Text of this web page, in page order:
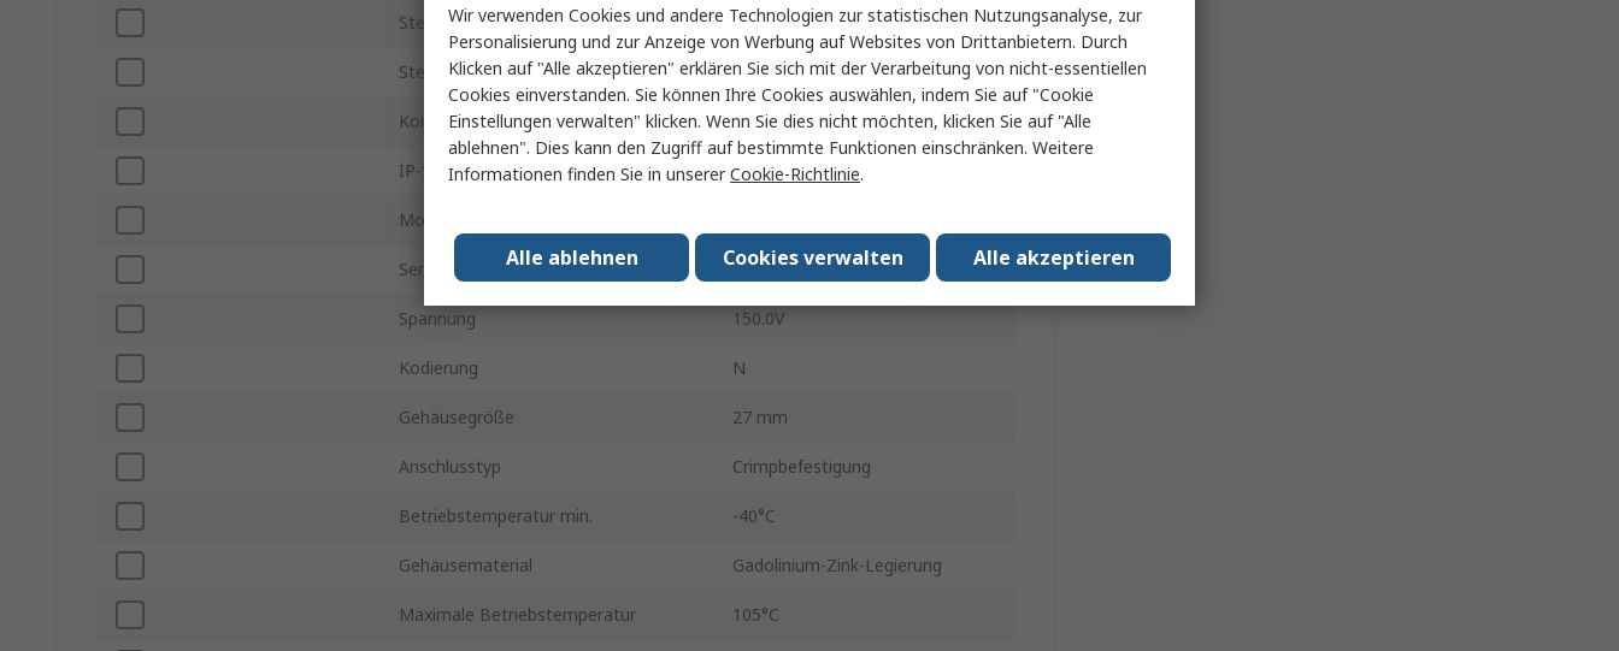
Steckergröße M23
Stecker / Buchse Stecker
Kontakt Gender Stecker
IP-Schutzart IP66, IP68, IP69K
Montageausrichtung
Serie M23-12P1N8A80DU
Spannung 150.0V
Kodierung N
Gehäusegröße 27 mm
Anschlusstyp Crimpbefestigung
Betriebstemperatur min. -40°C
Gehäusematerial Gadolinium-Zink-Legierung
Maximale Betriebstemperatur 105°C
Wir verwenden Cookies und andere Technologien zur statistischen Nutzungsanalyse, zur
Personalisierung und zur Anzeige von Werbung auf Websites von Drittanbietern. Durch
Klicken auf "Alle akzeptieren" erklären Sie sich mit der Verarbeitung von nicht-essentiellen
Cookies einverstanden. Sie können Ihre Cookies auswählen, indem Sie auf "Cookie
Einstellungen verwalten" klicken. Wenn Sie dies nicht möchten, klicken Sie auf "Alle
ablehnen". Dies kann den Zugriff auf bestimmte Funktionen einschränken. Weitere
Informationen finden Sie in unsererCookie-Richtlinie.
Alle akzeptieren
Cookies verwalten
Alle ablehnen